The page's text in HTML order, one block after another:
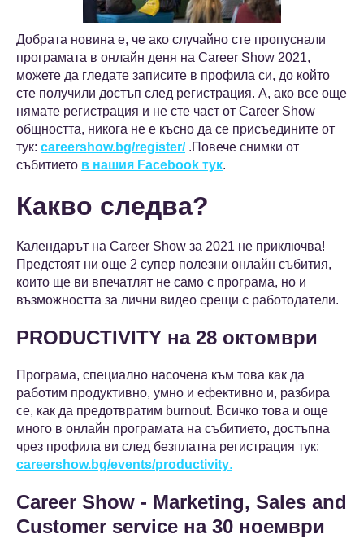
Добрата новина е, че ако случайно сте пропуснали
програмата в онлайн деня на Career Show 2021,
можете да гледате записите в профила си, до който
сте получили достъп след регистрация. А, ако все още
нямате регистрация и не сте част от Career Show
общността, никога не е късно да се присъедините от
тук: careershow.bg/register/ .Повече снимки от
събитието в нашия Facebook тук.
Какво следва?
Календарът на Career Show за 2021 не приключва!
Предстоят ни още 2 супер полезни онлайн събития,
които ще ви впечатлят не само с програма, но и
възможността за лични видео срещи с работодатели.
PRODUCTIVITY на 28 октомври
Програма, специално насочена към това как да
работим продуктивно, умно и ефективно и, разбира
се, как да предотвратим burnout. Всичко това и още
много в онлайн програмата на събитието, достъпна
чрез профила ви след безплатна регистрация тук:
careershow.bg/events/productivity.
Career Show - Marketing, Sales and
Customer service на 30 ноември